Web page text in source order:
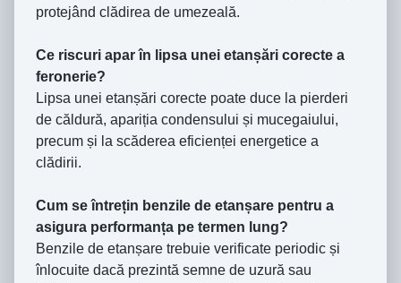
protejând clădirea de umezeală.
Ce riscuri apar în lipsa unei etanșări corecte a
feronerie?
Lipsa unei etanșări corecte poate duce la pierderi
de căldură, apariția condensului și mucegaiului,
precum și la scăderea eficienței energetice a
clădirii.
Cum se întrețin benzile de etanșare pentru a
asigura performanța pe termen lung?
Benzile de etanșare trebuie verificate periodic și
înlocuite dacă prezintă semne de uzură sau